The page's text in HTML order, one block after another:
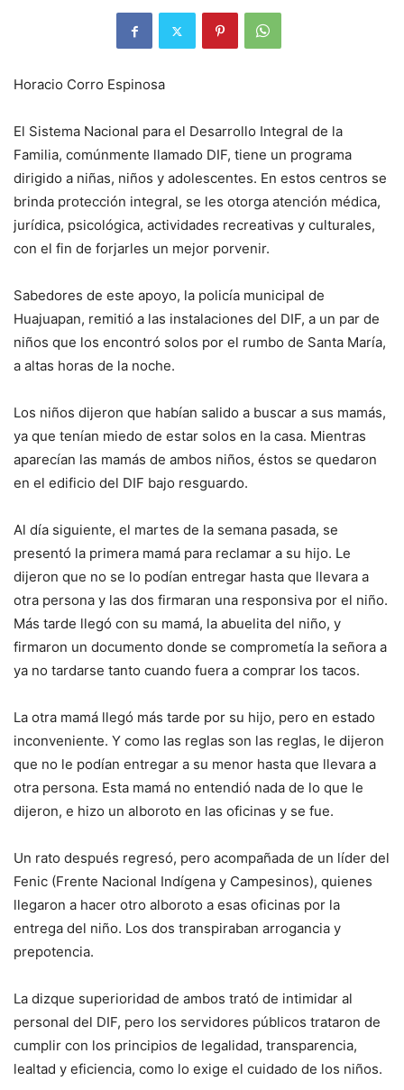
Horacio Corro Espinosa
El Sistema Nacional para el Desarrollo Integral de la
Familia, comúnmente llamado DIF, tiene un programa
dirigido a niñas, niños y adolescentes. En estos centros se
brinda protección integral, se les otorga atención médica,
jurídica, psicológica, actividades recreativas y culturales,
con el fin de forjarles un mejor porvenir.
Sabedores de este apoyo, la policía municipal de
Huajuapan, remitió a las instalaciones del DIF, a un par de
niños que los encontró solos por el rumbo de Santa María,
a altas horas de la noche.
Los niños dijeron que habían salido a buscar a sus mamás,
ya que tenían miedo de estar solos en la casa. Mientras
aparecían las mamás de ambos niños, éstos se quedaron
en el edificio del DIF bajo resguardo.
Al día siguiente, el martes de la semana pasada, se
presentó la primera mamá para reclamar a su hijo. Le
dijeron que no se lo podían entregar hasta que llevara a
otra persona y las dos firmaran una responsiva por el niño.
Más tarde llegó con su mamá, la abuelita del niño, y
firmaron un documento donde se comprometía la señora a
ya no tardarse tanto cuando fuera a comprar los tacos.
La otra mamá llegó más tarde por su hijo, pero en estado
inconveniente. Y como las reglas son las reglas, le dijeron
que no le podían entregar a su menor hasta que llevara a
otra persona. Esta mamá no entendió nada de lo que le
dijeron, e hizo un alboroto en las oficinas y se fue.
Un rato después regresó, pero acompañada de un líder del
Fenic (Frente Nacional Indígena y Campesinos), quienes
llegaron a hacer otro alboroto a esas oficinas por la
entrega del niño. Los dos transpiraban arrogancia y
prepotencia.
La dizque superioridad de ambos trató de intimidar al
personal del DIF, pero los servidores públicos trataron de
cumplir con los principios de legalidad, transparencia,
lealtad y eficiencia, como lo exige el cuidado de los niños.